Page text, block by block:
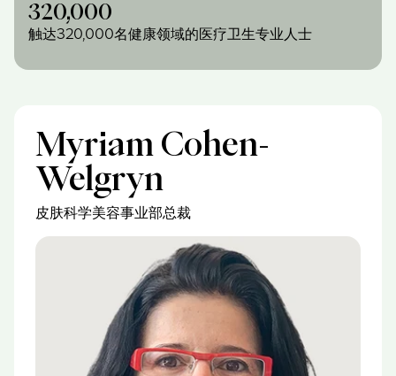
320,000
触达320,000名健康领域的医疗卫生专业人士
Myriam Cohen-
Welgryn
皮肤科学美容事业部总裁